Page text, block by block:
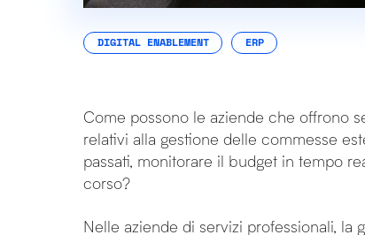
DIGITAL ENABLEMENT ERP
Come possono le aziende che offrono
relativi alla gestione delle commesse
passati, monitorare il budget in tempo
corso?
Nelle aziende di servizi professionali, la